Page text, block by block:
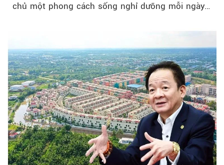
chủ một phong cách sống nghỉ dưỡng mỗi ngày…